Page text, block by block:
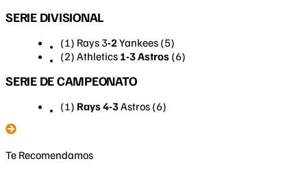
SERIE DIVISIONAL
(1) Rays 3-2Yankees (5)
(2) Athletics 1-3 Astros (6)
SERIE DE CAMPEONATO
(1) Rays 4-3Astros (6)
Te Recomendamos